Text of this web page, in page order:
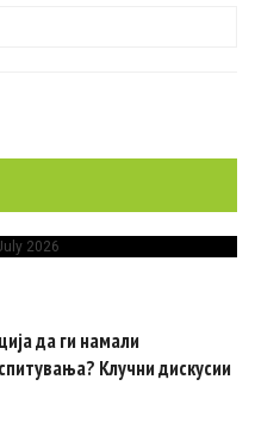
да ги намали
Клучни дискусии